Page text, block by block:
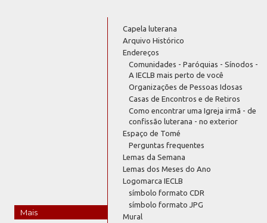
Mais
Capela luterana
Arquivo Histórico
Endereços
Comunidades - Paróquias - Sínodos -
A IECLB mais perto de você
Organizações de Pessoas Idosas
Casas de Encontros e de Retiros
Como encontrar uma Igreja irmã - de
confissão luterana - no exterior
Espaço de Tomé
Perguntas frequentes
Lemas da Semana
Lemas dos Meses do Ano
Logomarca IECLB
símbolo formato CDR
símbolo formato JPG
Mural